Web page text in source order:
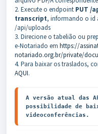
2. Execute o endpoint PUT /
transcript, informando o id
/api/uploads
3. Direcione o tabelião ou
e-Notariado em https://
notariado.org.br/private/
4. Para baixar os traslados,
AQUI.
A versão atual das
possibilidade de
videoconferências.